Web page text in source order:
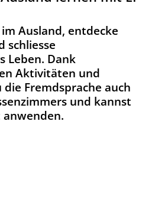
Ausland, entdecke
schliesse
Leben. Dank
Aktivitäten und
Fremdsprache auch
und kannst